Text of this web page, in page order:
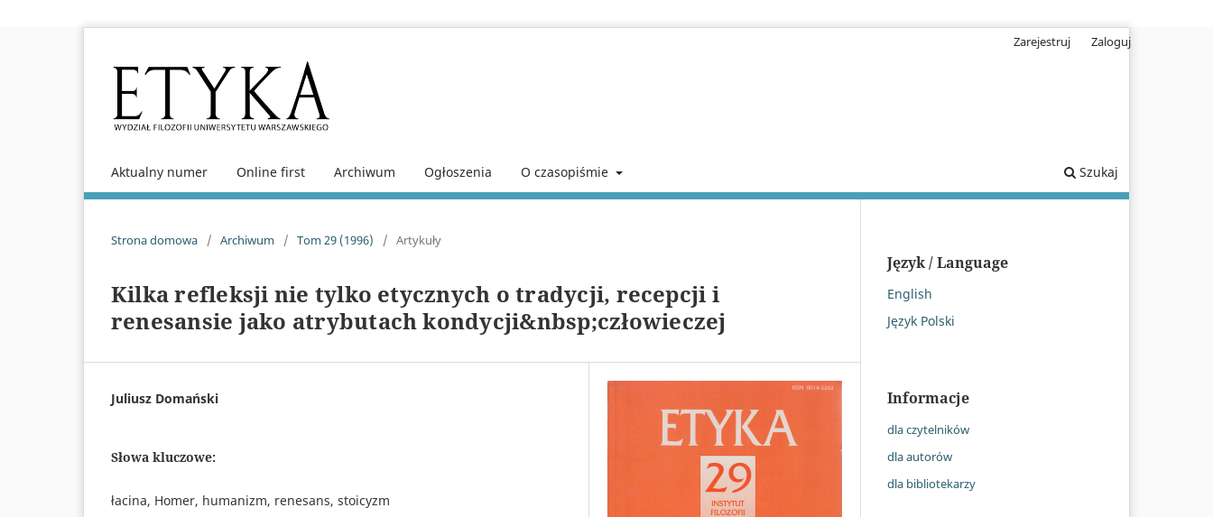
Aktualny numer Online first Archiwum Ogłoszenia O czasopiśmie Szukaj
Zarejestruj Zaloguj
Strona domowa / Archiwum / Tom 29 (1996) / Artykuły
Kilka refleksji nie tylko etycznych o tradycji, recepcji i
renesansie jako atrybutach kondycji&nbsp;człowieczej
Juliusz Domański
Słowa kluczowe:
łacina, Homer, humanizm, renesans, stoicyzm
Język / Language
English
Język Polski
Informacje
dla czytelników
dla autorów
dla bibliotekarzy